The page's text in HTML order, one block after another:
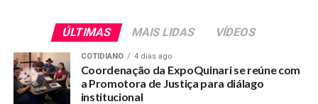
ÚLTIMAS MAIS LIDAS VÍDEOS
COTIDIANO 4 dias ago
Coordenação da ExpoQuinari se reúne com
a Promotora de Justiça para diálago
institucional